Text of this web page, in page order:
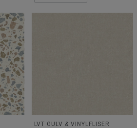
LVT GULV & VINYLFLISER